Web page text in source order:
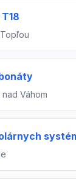
Váhom